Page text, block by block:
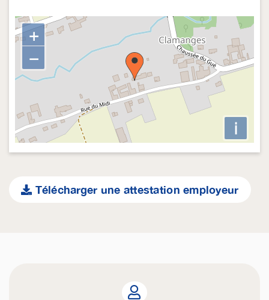
+
−
i
Télécharger une attestation employeur